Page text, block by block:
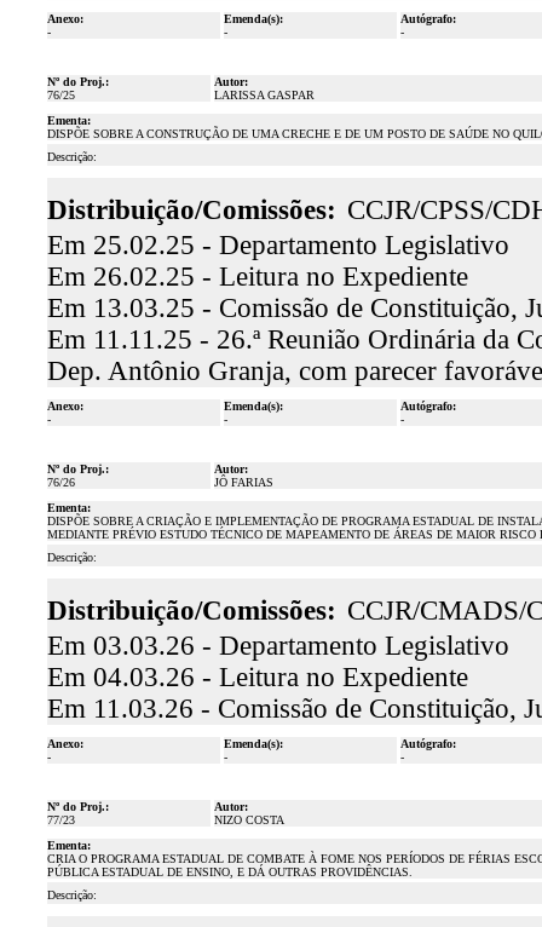
Anexo:
-
Emenda(s):
-
Autógrafo:
-
Nº do Proj.:
76/25
Autor:
LARISSA GASPAR
Ementa:
DISPÕE SOBRE A CONSTRUÇÃO DE UMA CRECHE E DE UM POSTO DE SAÚDE NO
Descrição:
Distribuição/Comissões: CCJR/CPSS/
Em 25.02.25 - Departamento Legislativo
Em 26.02.25 - Leitura no Expediente
Em 13.03.25 - Comissão de Constituição,
Em 11.11.25 - 26.ª Reunião Ordinária da
Dep. Antônio Granja, com parecer
Anexo:
-
Emenda(s):
-
Autógrafo:
-
Nº do Proj.:
76/26
Autor:
JÔ FARIAS
Ementa:
DISPÕE SOBRE A CRIAÇÃO E IMPLEMENTAÇÃO DE PROGRAMA ESTADUAL DE
MEDIANTE PRÉVIO ESTUDO TÉCNICO DE MAPEAMENTO DE ÁREAS DE MAIOR
Descrição:
Distribuição/Comissões: CCJR/CMADS/
Em 03.03.26 - Departamento Legislativo
Em 04.03.26 - Leitura no Expediente
Em 11.03.26 - Comissão de Constituição,
Anexo:
-
Emenda(s):
-
Autógrafo:
-
Nº do Proj.:
77/23
Autor:
NIZO COSTA
Ementa:
CRIA O PROGRAMA ESTADUAL DE COMBATE À FOME NOS PERÍODOS DE FÉRIAS
PÚBLICA ESTADUAL DE ENSINO, E DÁ OUTRAS PROVIDÊNCIAS.
Descrição: